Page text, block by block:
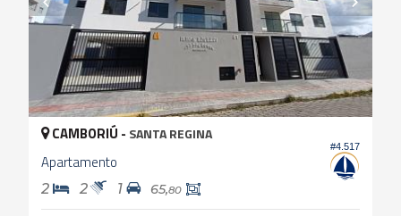
#4.517
CAMBORIÚ - SANTA REGINA
Apartamento
2 2 1 65,80